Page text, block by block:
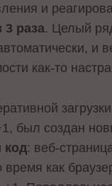
и
3 раза. Целый
и
как-то
был создан
код: веб-
время как